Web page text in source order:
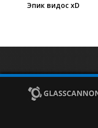
Эпик видос xD